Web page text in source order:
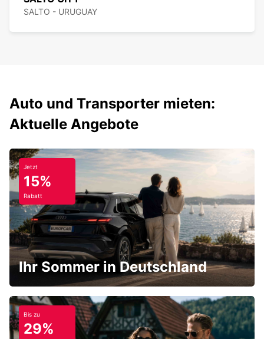
SALTO - URUGUAY
Auto und Transporter mieten:
Aktuelle Angebote
Jetzt
15%
Rabatt
Ihr Sommer in Deutschland
Bis zu
29%